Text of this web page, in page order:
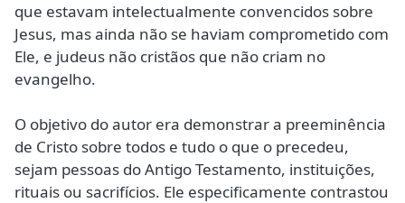
que estavam intelectualmente convencidos sobre
Jesus, mas ainda não se haviam comprometido com
Ele, e judeus não cristãos que não criam no
evangelho.
O objetivo do autor era demonstrar a preeminência
de Cristo sobre todos e tudo o que o precedeu,
sejam pessoas do Antigo Testamento, instituições,
rituais ou sacrifícios. Ele especificamente contrastou